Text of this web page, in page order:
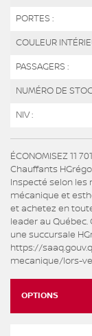
PORTES :
COULEUR
PASSAGERS :
NUMÉRO DE
NIV :
ÉCONOMISEZ 11
Chauffants
Inspecté selon les
mécanique et
et achetez en
leader au Québec.
une succursale
https://
mecanique/lors-
OPTIONS